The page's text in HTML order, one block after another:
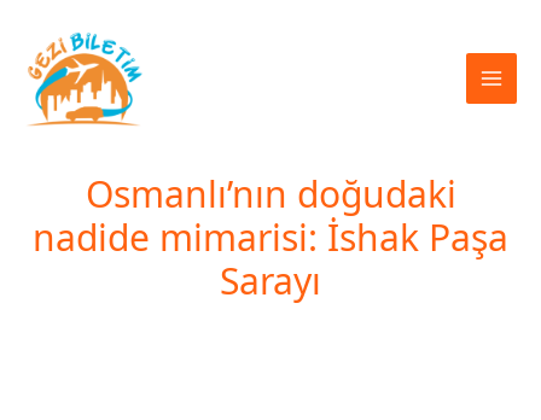
Osmanlı’nın doğudaki
nadide mimarisi: İshak Paşa
Sarayı